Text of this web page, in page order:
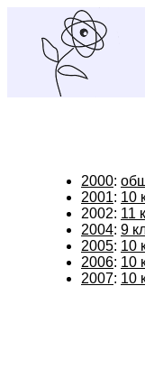
2000:
2001: 10
2002: 11
2004: 9
2005: 10
2006: 10
2007: 10